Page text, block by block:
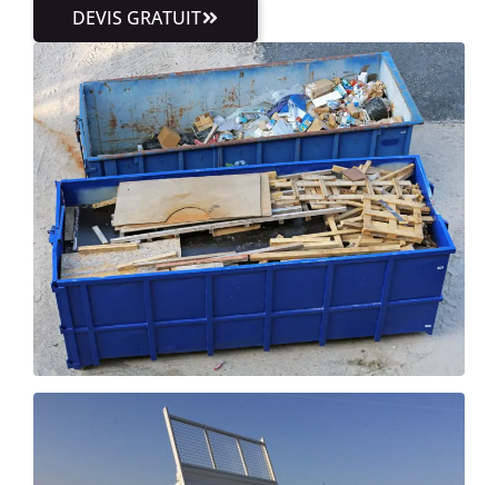
DEVIS GRATUIT